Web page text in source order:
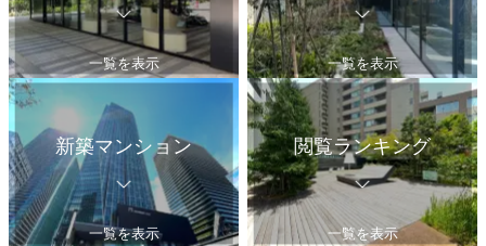
一覧を表示 一覧を表示
新築マンション
一覧を表示
閲覧ランキング
一覧を表示